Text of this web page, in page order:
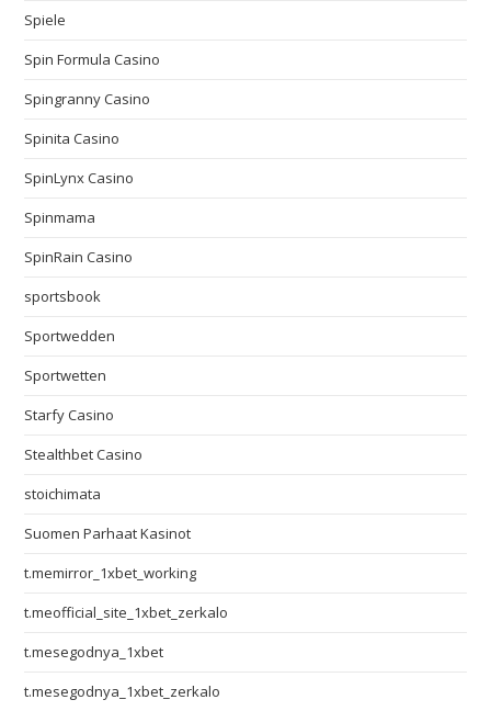
Spiele
Spin Formula Casino
Spingranny Casino
Spinita Casino
SpinLynx Casino
Spinmama
SpinRain Casino
sportsbook
Sportwedden
Sportwetten
Starfy Casino
Stealthbet Casino
stoichimata
Suomen Parhaat Kasinot
t.memirror_1xbet_working
t.meofficial_site_1xbet_zerkalo
t.mesegodnya_1xbet
t.mesegodnya_1xbet_zerkalo